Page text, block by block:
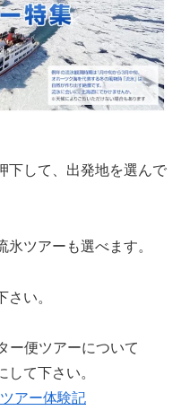
下して、出発地を選んで
氷ツアーも選べます。
い。
ー便ツアーについて
て下さい。
アー体験記